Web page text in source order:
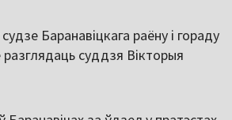
Баранавіцкага раёну і гораду
суддзя Вікторыя